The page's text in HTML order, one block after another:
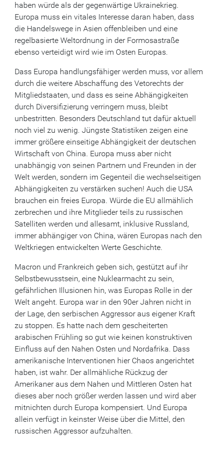
haben würde als der gegenwärtige Ukrainekrieg.
Europa muss ein vitales Interesse daran haben, dass
die Handelswege in Asien offenbleiben und eine
regelbasierte Weltordnung in der Formosastraße
ebenso verteidigt wird wie im Osten Europas.
Dass Europa handlungsfähiger werden muss, vor allem
durch die weitere Abschaffung des Vetorechts der
Mitgliedstaaten, und dass es seine Abhängigkeiten
durch Diversifizierung verringern muss, bleibt
unbestritten. Besonders Deutschland tut dafür aktuell
noch viel zu wenig. Jüngste Statistiken zeigen eine
immer größere einseitige Abhängigkeit der deutschen
Wirtschaft von China. Europa muss aber nicht
unabhängig von seinen Partnern und Freunden in der
Welt werden, sondern im Gegenteil die wechselseitigen
Abhängigkeiten zu verstärken suchen! Auch die USA
brauchen ein freies Europa. Würde die EU allmählich
zerbrechen und ihre Mitglieder teils zu russischen
Satelliten werden und allesamt, inklusive Russland,
immer abhängiger von China, wären Europas nach den
Weltkriegen entwickelten Werte Geschichte.
Macron und Frankreich geben sich, gestützt auf ihr
Selbstbewusstsein, eine Nuklearmacht zu sein,
gefährlichen Illusionen hin, was Europas Rolle in der
Welt angeht. Europa war in den 90er Jahren nicht in
der Lage, den serbischen Aggressor aus eigener Kraft
zu stoppen. Es hatte nach dem gescheiterten
arabischen Frühling so gut wie keinen konstruktiven
Einfluss auf den Nahen Osten und Nordafrika. Dass
amerikanische Interventionen hier Chaos angerichtet
haben, ist wahr. Der allmähliche Rückzug der
Amerikaner aus dem Nahen und Mittleren Osten hat
dieses aber noch größer werden lassen und wird aber
mitnichten durch Europa kompensiert. Und Europa
allein verfügt in keinster Weise über die Mittel, den
russischen Aggressor aufzuhalten.